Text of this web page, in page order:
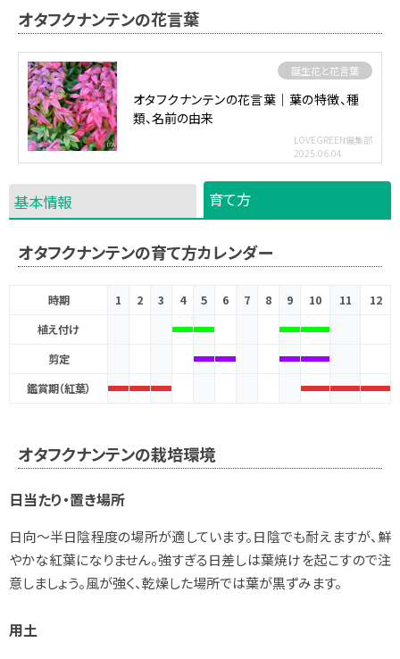
オタフクナンテンの花言葉
誕生花と花言葉
オタフクナンテンの花言葉｜葉の特徴、種
類、名前の由来
LOVEGREEN編集部
2025.06.04
基本情報 育て方
オタフクナンテンの育て方カレンダー
時期 1 2 3 4 5 6 7 8 9 10 11
12
植え付け
剪定
鑑賞期（紅葉）
オタフクナンテンの栽培環境
日当たり・置き場所
日向～半日陰程度の場所が適しています。日陰でも耐えますが、鮮
やかな紅葉になりません。強すぎる日差しは葉焼けを起こすので注
意しましょう。風が強く、乾燥した場所では葉が黒ずみます。
用土